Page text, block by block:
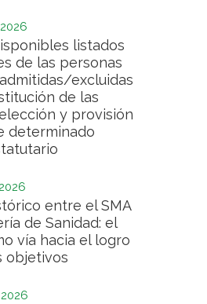
listados
de las personas
excluidas
de las
y provisión
determinado
entre el SMA
de Sanidad: el
vía hacia el logro
objetivos